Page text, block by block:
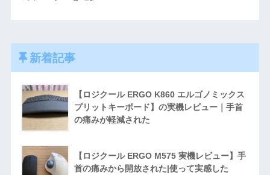
新着記事
【ロジクール ERGO K860 エルゴノミックス
プリットキーボード】の実機レビュー｜手首
の痛みが軽減された
【ロジクール ERGO M575 実機レビュー】手
首の痛みから開放された|使って実感した